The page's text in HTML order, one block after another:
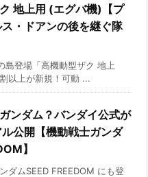
地上用 (エグバ機)【プ
・ドアンの後を継ぐ隊
島登場「高機動型ザク 地上
以上が新規！可動 ...
ンダム？バンダイ公式が
公開【機動戦士ガンダ
】
ダムSEED FREEDOM にも登